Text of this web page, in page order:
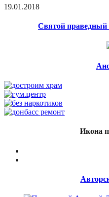
19.01.2018
Святой праведный
Икона